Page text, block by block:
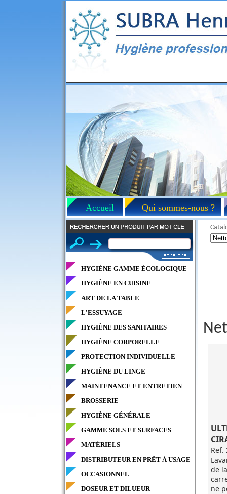
Accueil Qui sommes-nous ?
HYGIÈNE GAMME ÉCOLOGIQUE
HYGIÈNE EN CUISINE
ART DE LA TABLE
L'ESSUYAGE
HYGIÈNE DES SANITAIRES
HYGIÈNE CORPORELLE
PROTECTION INDIVIDUELLE
HYGIÈNE DU LINGE
MAINTENANCE ET ENTRETIEN
BROSSERIE
HYGIÈNE GÉNÉRALE
GAMME SOLS ET SURFACES
MATÉRIELS
DISTRIBUTEUR EN PRÊT À USAGE
OCCASIONNEL
DOSEUR ET DILUEUR
Ref.
de
ne